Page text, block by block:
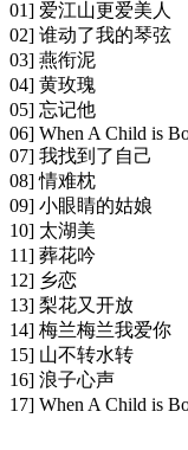
01] 爱江山更爱美人
02] 谁动了我的琴弦
03] 燕衔泥
04] 黄玫瑰
05] 忘记他
06] When A Child is
07] 我找到了自己
08] 情难枕
09] 小眼睛的姑娘
10] 太湖美
11] 葬花吟
12] 乡恋
13] 梨花又开放
14] 梅兰梅兰我爱你
15] 山不转水转
16] 浪子心声
17] When A Child is